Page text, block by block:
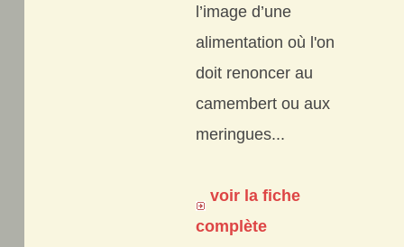
l’image d’une
alimentation où l'on
doit renoncer au
camembert ou aux
meringues...
voir la fiche
complète